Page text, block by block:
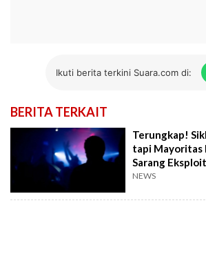
Ikuti berita terkini Suara.com di:
BERITA TERKAIT
Terungkap!
tapi Mayoritas
Sarang
NEWS